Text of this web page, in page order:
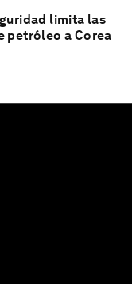
limita las
petróleo a Corea